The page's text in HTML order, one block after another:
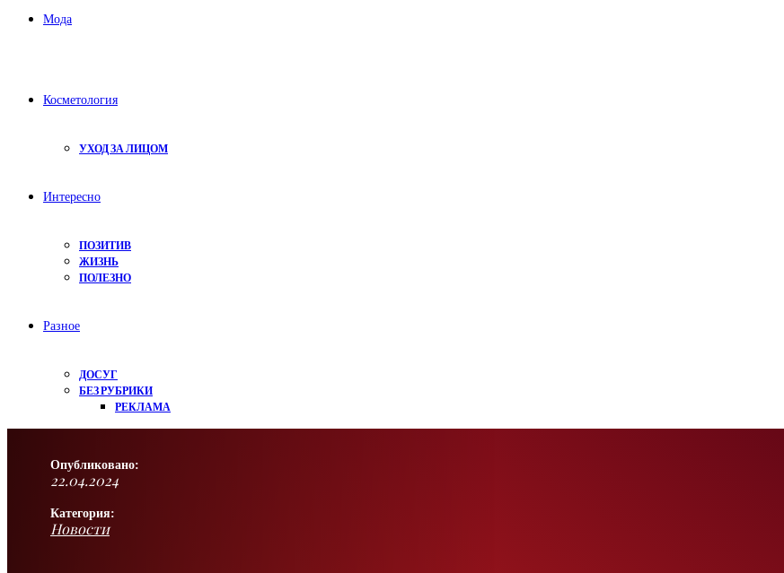
Мода
Косметология
УХОД ЗА ЛИЦОМ
Интересно
ПОЗИТИВ
ЖИЗНЬ
ПОЛЕЗНО
Разное
ДОСУГ
БЕЗ РУБРИКИ
РЕКЛАМА
Опубликовано:
22.04.2024
Категория:
Новости